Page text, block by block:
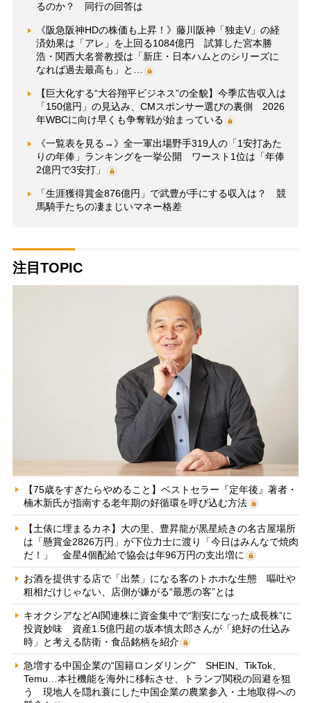
るのか？ 同行の回答は
《阪急阪神HDの株価も上昇！》藤川阪神「独走V」の経
済効果は「アレ」を上回る1084億円 試算した宮本勝
浩・関西大名誉教授は「新庄・日本ハムとのシリーズに
なれば過去最高も」と…
【巨大化する“大谷翔平ビジネス”の全貌】今季広告収入は
「150億円」の見込み、CMスポンサー選びの裏側 2026
年WBCに向け早くも争奪戦が始まっている
《一覧表を見る→》全一軍出場野手319人の「1安打あた
りの年俸」ランキングを一挙公開 ワースト1位は「年俸
2億円で3安打」
「生涯獲得賞金876億円」で武豊が手にする収入は？ 競
馬騎手たちの凄まじいマネー格差
注目TOPIC
【75歳をすぎたらやめること】ベストセラー『定年後』著者・
楠木新氏が指南する老年期の好循環を呼び込む方法
【土俵に埋まるカネ】大の里、豊昇龍が黒星続きの名古屋場所
は「懸賞金2826万円」が下位力士に渡り「今日はみんなで焼肉
だ！」 金星4個配給で協会は年96万円の支出増に
お酒を提供する店で「出禁」になる客のトホホな生態 嘔吐や
粗相だけじゃない、店側が嫌がる“最悪の客”とは
キオクシアなどAI関連株に資金集中で“割安になった成長株”に
投資妙味 資産1.5億円超の坂本慎太郎さんが「絶好の仕込み
時」と考える防衛・食品銘柄を紹介
急増する中国企業の“国籍ロンダリング” SHEIN、TikTok、
Temu…本社機能を海外に移転させ、トランプ関税の回避を狙
う 現地人を隠れ蓑にした中国企業の農業参入・土地取得への